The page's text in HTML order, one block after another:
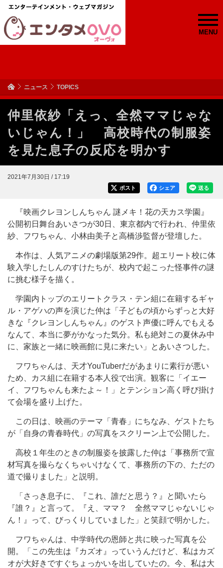
MENU
ニュース TOPICS
仲里依紗「えっ、全然ママじゃな
いじゃん！」 高校時代の制服姿
を見た息子の反応を明かす
2021年7月30日 / 17:19
送る
シェア
ポスト
『映画クレヨンしんちゃん 謎メキ！花の天カス学園』
公開初日舞台あいさつが30日、東京都内で行われ、仲里依
紗、フワちゃん、小林由美子と高橋渉監督が登壇した。
本作は、人気アニメの劇場版第29作。超エリート校に体
験入学したしんのすけたちが、校内で起こった怪事件の謎
に挑む様子を描く。
学園内トップのエリートクラス・テン組に在籍するギャ
ル・アゲハの声を演じた仲は「子どもの頃からずっと大好
きな『クレヨンしんちゃん』のゲスト声優に呼んでもえる
なんて、本当に夢がかなった気分。私も絶対この夏休み中
に、家族と一緒に映画館に見に来たい」とあいさつした。
フワちゃんは、天才YouTuberだがあまりに素行が悪い
ため、カス組に在籍する本人役で出演。観客に「イエー
イ、フワちゃんも来たよ～！」とテンション高く呼び掛け
て会場を盛り上げた。
この日は、映画のテーマ「青春」にちなみ、ゲストたち
が「自身の青春時代」の写真をスクリーン上で公開した。
高校１年生のときの制服姿を披露した仲は「事務所で宣
材写真を撮らなくちゃいけなくて、事務所の下の、ただの
道で撮りました」と説明。
「さっき息子に、『これ、誰だと思う？』と聞いたら
『誰？』と言って。『え、ママ？ 全然ママじゃないじゃ
ん！』って、びっくりしていました」と笑顔で明かした。
フワちゃんは、中学時代の恩師と共に映った写真を公
開。「この先生は『カズオ』っていうんだけど、私はカズ
オが大好きですぐちょっかいを出していたの。今、私は大